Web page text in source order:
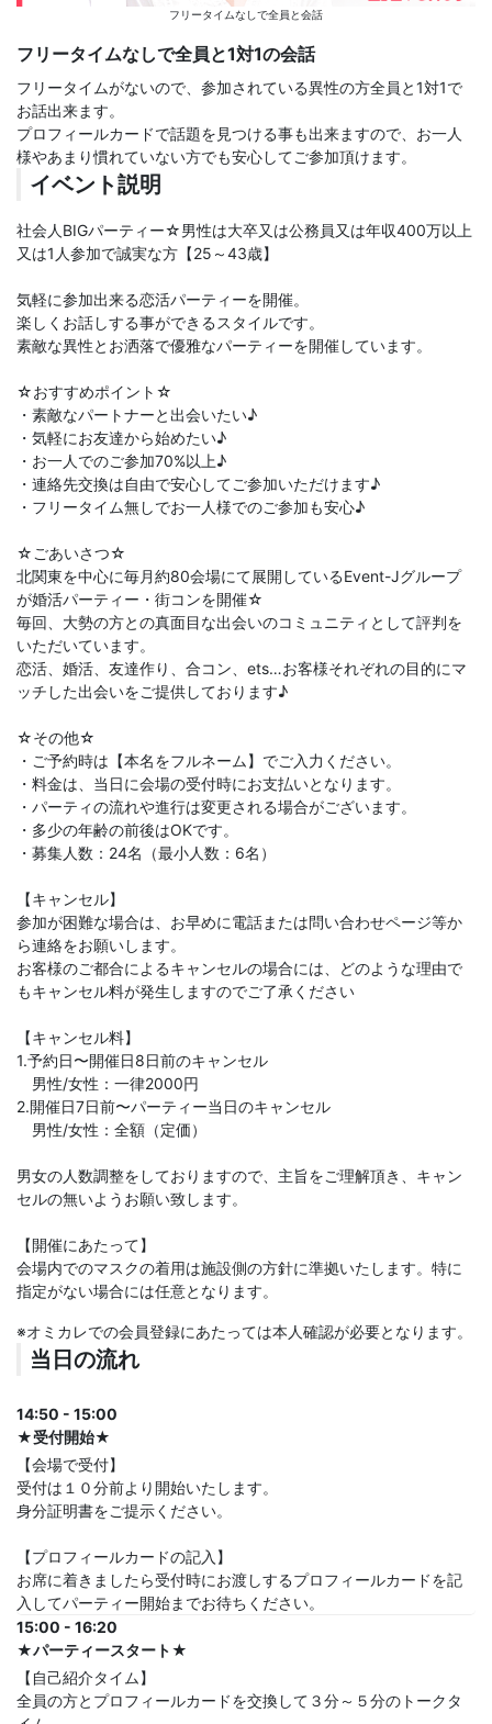
フリータイムなしで全員と会話
フリータイムなしで全員と1対1の会話
フリータイムがないので、参加されている異性の方全員と1対1で
お話出来ます。
プロフィールカードで話題を見つける事も出来ますので、お一人
様やあまり慣れていない方でも安心してご参加頂けます。
イベント説明
社会人BIGパーティー☆男性は大卒又は公務員又は年収400万以上
又は1人参加で誠実な方【25～43歳】
気軽に参加出来る恋活パーティーを開催。
楽しくお話しする事ができるスタイルです。
素敵な異性とお洒落で優雅なパーティーを開催しています。
☆おすすめポイント☆
・素敵なパートナーと出会いたい♪
・気軽にお友達から始めたい♪
・お一人でのご参加70%以上♪
・連絡先交換は自由で安心してご参加いただけます♪
・フリータイム無しでお一人様でのご参加も安心♪
☆ごあいさつ☆
北関東を中心に毎月約80会場にて展開しているEvent-Jグループ
が婚活パーティー・街コンを開催☆
毎回、大勢の方との真面目な出会いのコミュニティとして評判を
いただいています。
恋活、婚活、友達作り、合コン、ets…お客様それぞれの目的にマ
ッチした出会いをご提供しております♪
☆その他☆
・ご予約時は【本名をフルネーム】でご入力ください。
・料金は、当日に会場の受付時にお支払いとなります。
・パーティの流れや進行は変更される場合がございます。
・多少の年齢の前後はOKです。
・募集人数：24名（最小人数：6名）
【キャンセル】
参加が困難な場合は、お早めに電話または問い合わせページ等か
ら連絡をお願いします。
お客様のご都合によるキャンセルの場合には、どのような理由で
もキャンセル料が発生しますのでご了承ください
【キャンセル料】
1.予約日〜開催日8日前のキャンセル
男性/女性：一律2000円
2.開催日7日前〜パーティー当日のキャンセル
男性/女性：全額（定価）
男女の人数調整をしておりますので、主旨をご理解頂き、キャン
セルの無いようお願い致します。
【開催にあたって】
会場内でのマスクの着用は施設側の方針に準拠いたします。特に
指定がない場合には任意となります。
※オミカレでの会員登録にあたっては本人確認が必要となります。
当日の流れ
14:50 - 15:00
★受付開始★
【会場で受付】
受付は１０分前より開始いたします。
身分証明書をご提示ください。
【プロフィールカードの記入】
お席に着きましたら受付時にお渡しするプロフィールカードを記
入してパーティー開始までお待ちください。
15:00 - 16:20
★パーティースタート★
【自己紹介タイム】
全員の方とプロフィールカードを交換して３分～５分のトークタ